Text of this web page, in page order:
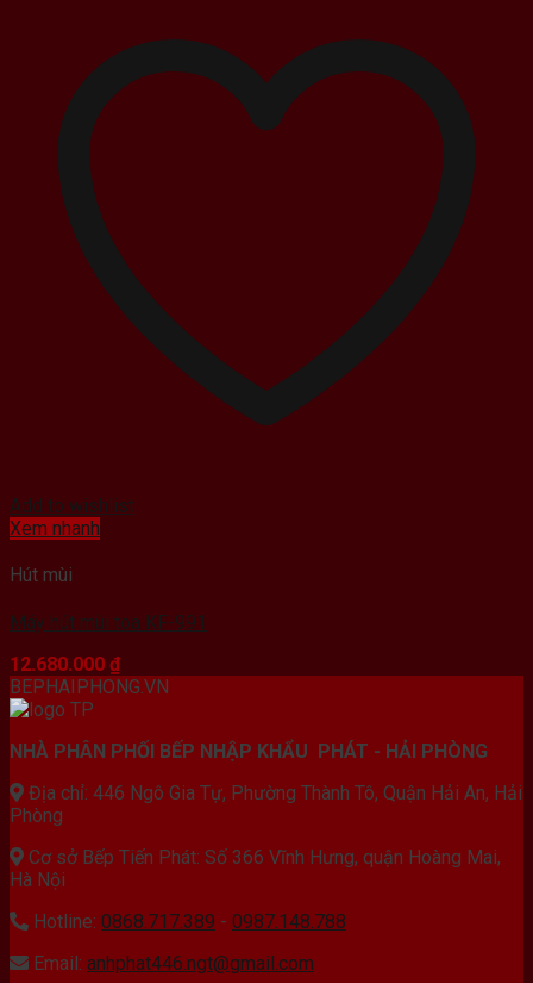
Add to wishlist
Xem nhanh
Hút mùi
Máy hút mùi toa KF-991
12.680.000 ₫
BEPHAIPHONG.VN
NHÀ PHÂN PHỐI BẾP NHẬP KHẨU PHÁT - HẢI PHÒNG
Địa chỉ: 446 Ngô Gia Tự, Phường Thành Tô, Quận Hải An, Hải
Phòng
Cơ sở Bếp Tiến Phát: Số 366 Vĩnh Hưng, quận Hoàng Mai,
Hà Nội
Hotline: 0868.717.389 - 0987.148.788
Email: anhphat446.ngt@gmail.com